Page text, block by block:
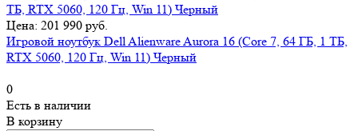
Цена: 201 990 руб.
Игровой ноутбук Dell Alienware Aurora 16 (Core 7, 64 ГБ, 1 ТБ,
RTX 5060, 120 Гц, Win 11) Черный
0
Есть в наличии
В корзину